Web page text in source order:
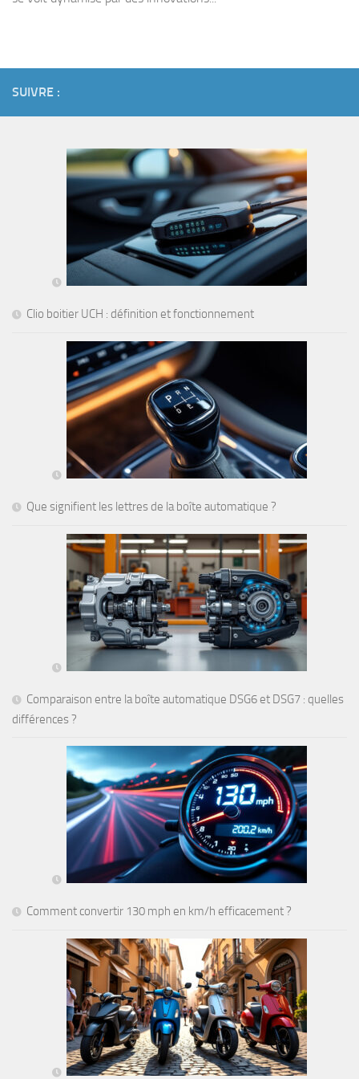
SUIVRE :
Clio boitier UCH : définition et fonctionnement
Que signifient les lettres de la boîte automatique ?
Comparaison entre la boîte automatique DSG6 et DSG7 : quelles
différences ?
Comment convertir 130 mph en km/h efficacement ?